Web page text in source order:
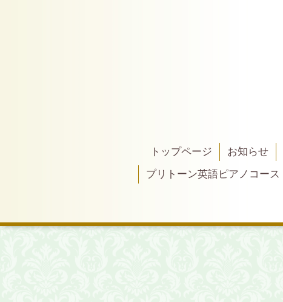
トップページ お知らせ
プリトーン英語ピアノコース